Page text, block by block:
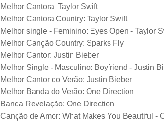
Melhor Cantora: Taylor Swift
Melhor Cantora Country: Taylor Swift
Melhor single - Feminino: Eyes Open - Taylor
Melhor Canção Country: Sparks Fly
Melhor Cantor: Justin Bieber
Melhor Single - Masculino: Boyfriend - Justin
Melhor Cantor do Verão: Justin Bieber
Melhor Banda do Verão: One Direction
Banda Revelação: One Direction
Canção de Amor: What Makes You Beautiful -